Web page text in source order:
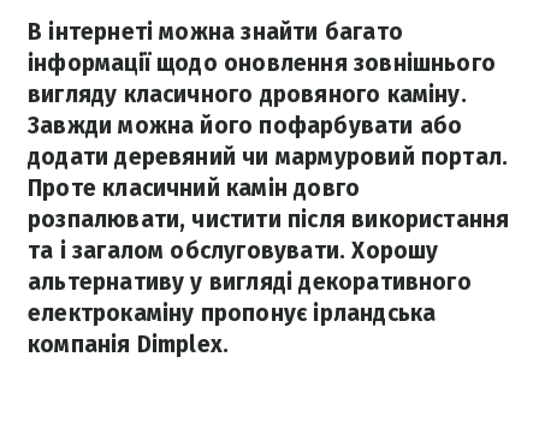
В інтернеті можна знайти багато
інформації щодо оновлення зовнішнього
вигляду класичного дровяного каміну.
Завжди можна його пофарбувати або
додати деревяний чи мармуровий портал.
Проте класичний камін довго
розпалювати, чистити після використання
та і загалом обслуговувати. Хорошу
альтернативу у вигляді декоративного
електрокаміну пропонує ірландська
компанія Dimplex.